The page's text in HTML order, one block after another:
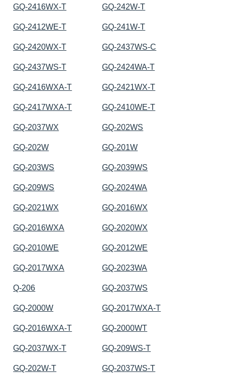
GQ-2416WX-T GQ-242W-T
GQ-2412WE-T GQ-241W-T
GQ-2420WX-T GQ-2437WS-C
GQ-2437WS-T GQ-2424WA-T
GQ-2416WXA-T GQ-2421WX-T
GQ-2417WXA-T GQ-2410WE-T
GQ-2037WX GQ-202WS
GQ-202W GQ-201W
GQ-203WS GQ-2039WS
GQ-209WS GQ-2024WA
GQ-2021WX GQ-2016WX
GQ-2016WXA GQ-2020WX
GQ-2010WE GQ-2012WE
GQ-2017WXA GQ-2023WA
Q-206 GQ-2037WS
GQ-2000W GQ-2017WXA-T
GQ-2016WXA-T GQ-2000WT
GQ-2037WX-T GQ-209WS-T
GQ-202W-T GQ-2037WS-T